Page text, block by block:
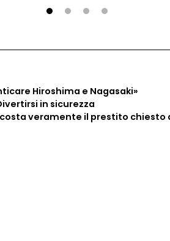
vita in Italia e in
Hiroshima e Nagasaki»
in sicurezza
veramente il prestito chiesto